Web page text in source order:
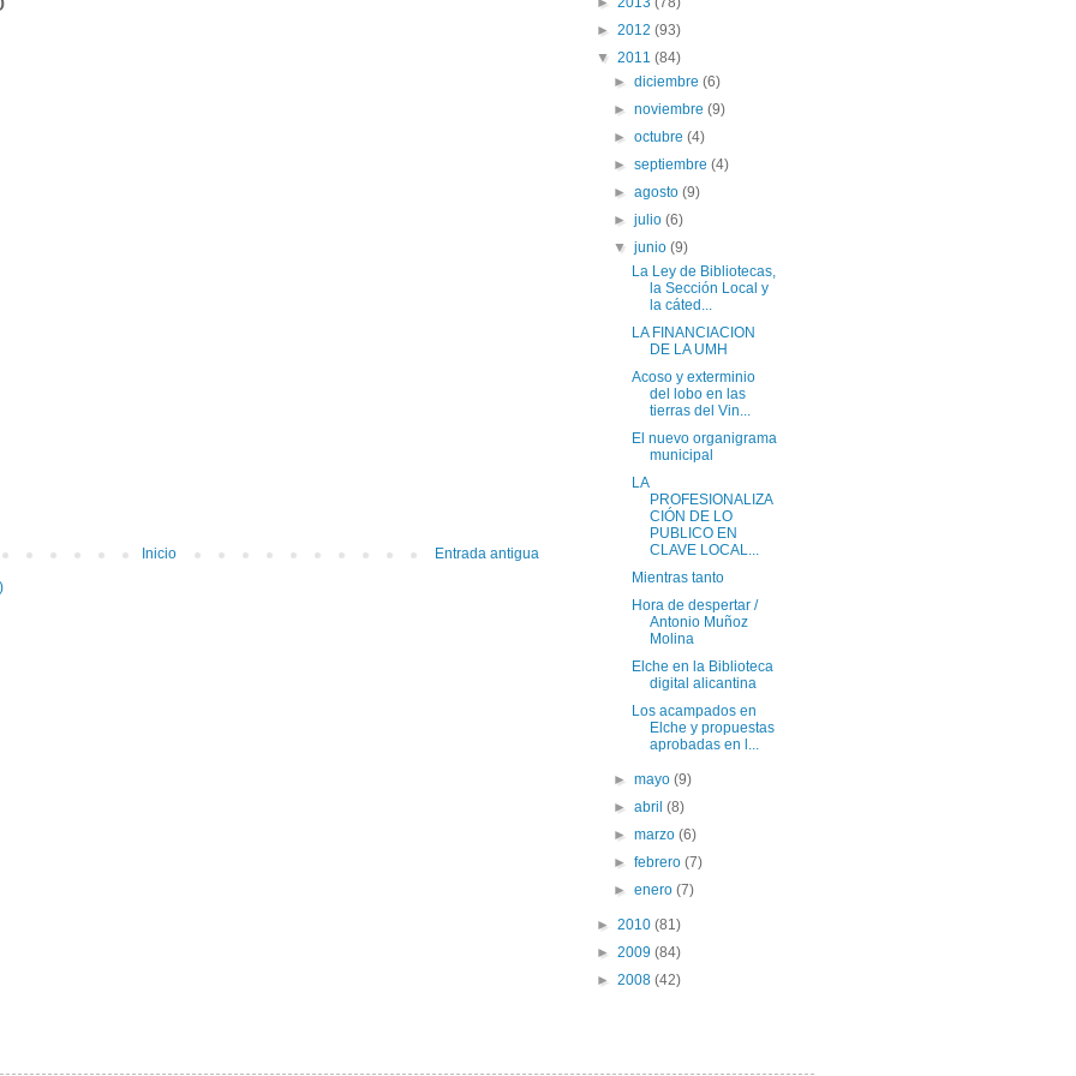
Entrada antigua
Inicio
► 2012 (93)
▼ 2011 (84)
►diciembre(6)
►noviembre(9)
►octubre(4)
►septiembre(4)
►agosto(9)
►julio(6)
▼junio(9)
La Ley de Bibliotecas,
la Sección Local y
la cáted...
LA FINANCIACION
DE LA UMH
Acoso y exterminio
del lobo en las
tierras del Vin...
El nuevo organigrama
municipal
LA
PROFESIONALIZA
CIÓN DE LO
PUBLICO EN
CLAVE LOCAL...
Mientras tanto
Hora de despertar /
Antonio Muñoz
Molina
Elche en la Biblioteca
digital alicantina
Los acampados en
Elche y propuestas
aprobadas en l...
►mayo(9)
►abril(8)
►marzo(6)
►febrero(7)
►enero(7)
► 2010 (81)
► 2009 (84)
► 2008 (42)